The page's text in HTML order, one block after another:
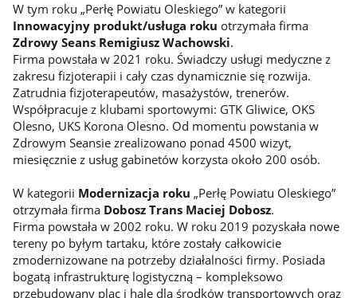
W tym roku „Perłę Powiatu Oleskiego” w kategorii
Innowacyjny produkt/usługa roku otrzymała firma
Zdrowy Seans Remigiusz Wachowski.
Firma powstała w 2021 roku. Świadczy usługi medyczne z
zakresu fizjoterapii i cały czas dynamicznie się rozwija.
Zatrudnia fizjoterapeutów, masażystów, trenerów.
Współpracuje z klubami sportowymi: GTK Gliwice, OKS
Olesno, UKS Korona Olesno. Od momentu powstania w
Zdrowym Seansie zrealizowano ponad 4500 wizyt,
miesięcznie z usług gabinetów korzysta około 200 osób.
W kategorii Modernizacja roku „Perłę Powiatu Oleskiego”
otrzymała firma Dobosz Trans Maciej Dobosz.
Firma powstała w 2002 roku. W roku 2019 pozyskała nowe
tereny po byłym tartaku, które zostały całkowicie
zmodernizowane na potrzeby działalności firmy. Posiada
bogatą infrastrukturę logistyczną – kompleksowo
przebudowany plac i hale dla środków transportowych oraz